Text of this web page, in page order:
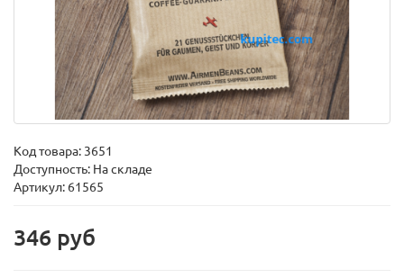
Код товара: 3651
Доступность: На складе
Артикул: 61565
346 руб